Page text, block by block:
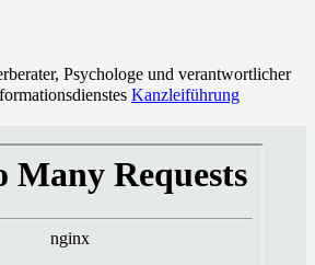
Psychologe und verantwortlicher
Kanzleiführung